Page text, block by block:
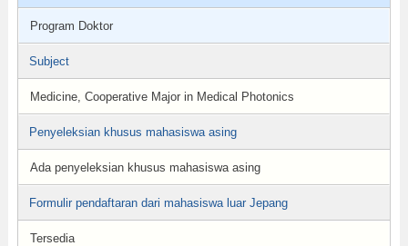
Program Doktor
Subject
Medicine, Cooperative Major in Medical Photonics
Penyeleksian khusus mahasiswa asing
Ada penyeleksian khusus mahasiswa asing
Formulir pendaftaran dari mahasiswa luar Jepang
Tersedia